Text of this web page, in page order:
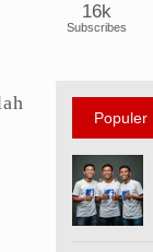
16k
Subscribes
Populer